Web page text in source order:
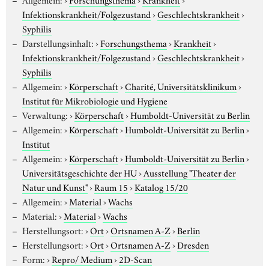
Infektionskrankheit/Folgezustand›Geschlechtskrankheit›
Syphilis
Darstellungsinhalt:›Forschungsthema›Krankheit›
Infektionskrankheit/Folgezustand›Geschlechtskrankheit›
Syphilis
Allgemein:›Körperschaft›Charité, Universitätsklinikum›
Institut für Mikrobiologie und Hygiene
Verwaltung:›Körperschaft›Humboldt-Universität zu Berlin
Allgemein:›Körperschaft›Humboldt-Universität zu Berlin›
Institut
Allgemein:›Körperschaft›Humboldt-Universität zu Berlin›
Universitätsgeschichte der HU›Ausstellung "Theater der
Natur und Kunst"›Raum 15›Katalog 15/20
Allgemein:›Material›Wachs
Material:›Material›Wachs
Herstellungsort:›Ort›Ortsnamen A-Z›Berlin
Herstellungsort:›Ort›Ortsnamen A-Z›Dresden
Form:›Repro/ Medium›2D-Scan